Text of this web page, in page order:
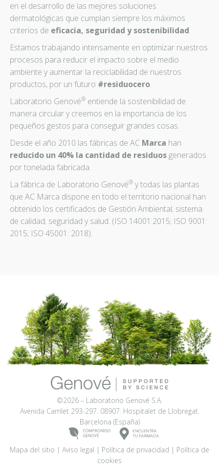
en el desarrollo de las mejores soluciones
dermatológicas que cumplan siempre los máximos
criterios de eficacia, seguridad y sostenibilidad.
Estamos trabajando intensamente en optimizar nuestros
procesos para reducir el impacto sobre el medio
ambiente y aumentar la reciclabilidad de nuestros
productos, por un futuro #residuocero.
Laboratorio Genové® entiende la sostenibilidad de
manera circular y creemos en la importancia de los
pequeños gestos para conseguir grandes cosas.
Desde el año 2010 las fábricas de AC Marca han
reducido un 40% la cantidad de residuos generados
por tonelada fabricada.
La fábrica de Laboratorio Genové® y todas las plantas
que AC Marca dispone en todo el territorio nacional han
obtenido los certificados de Gestión Ambiental; sistema
de calidad; seguridad y salud. (ISO 14001:2015; ISO 9001:
2015; ISO 45001: 2018).
©2026 – Laboratorio Genové S.A.
Avenida Carrilet 293-297. 08907. Hospitalet de Llobregat.
Barcelona (España)
Mapa del sitio | Aviso legal | Política de privacidad | Política de
cookies